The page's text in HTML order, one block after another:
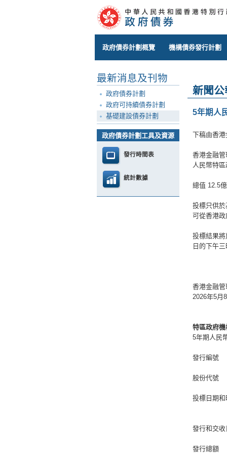
政府債券計劃概覽 機構債券發行計劃
最新消息及刊物
政府債券計劃
政府可持續債券計劃
基礎建設債券計劃
政府債券計劃工具及資源
發行時間表
統計數據
新聞公
5年期人
下稿由香
香港金融
人民幣特
總值 12.5
投標只供
可從香港
投標結果
日的下午
香港金融管
2026年5月
特區政府
5年期人民
發行編號
股份代號
投標日期和
發行和交收
發行總額